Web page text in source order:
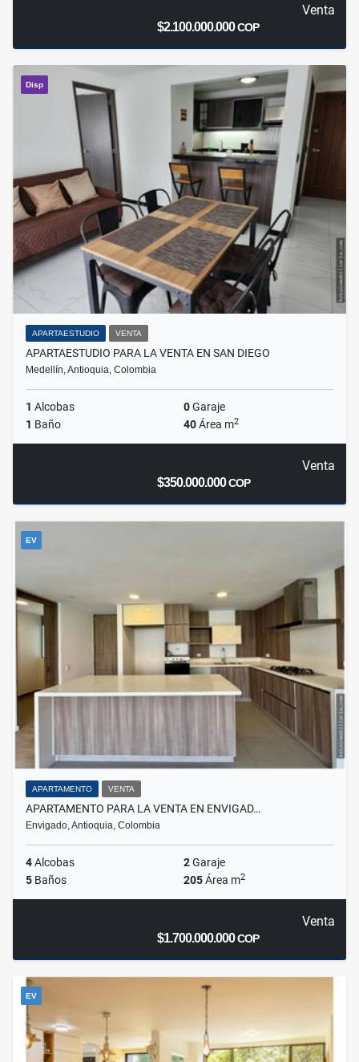
Venta
$2.100.000.000COP
Disp
APARTAESTUDIO VENTA
APARTAESTUDIO PARA LA VENTA EN SAN DIEGO
Medellín, Antioquia, Colombia
1 Alcobas 0Garaje
1 Baño 40Área m2
Venta
$350.000.000COP
EV
APARTAMENTO VENTA
APARTAMENTO PARA LA VENTA EN ENVIGAD…
Envigado, Antioquia, Colombia
4Alcobas 2Garaje
5 Baños 205Área m2
Venta
$1.700.000.000COP
EV